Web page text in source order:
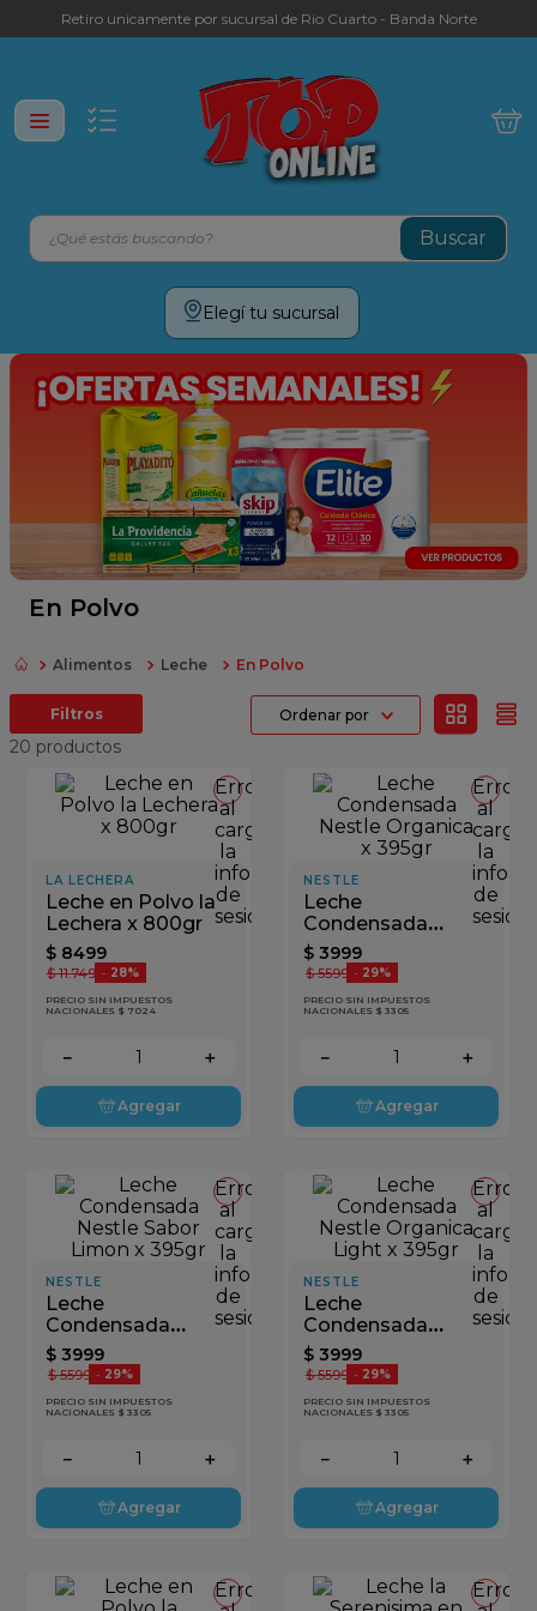
Retiro unicamente por sucursal de Rio Cuarto - Banda Norte
¿Qué estás buscando?
Elegí tu sucursal
En Polvo
Alimentos Leche En Polvo
Ordenar por
20 productos
Error
al
cargar
la
información
de
sesión
LA LECHERA
Leche en Polvo la
Lechera x 800gr
$ 8499
$ 11.749 - 28%
PRECIO SIN IMPUESTOS
NACIONALES $ 7024
＋
－
Agregar
Error
al
cargar
la
de
sesión
NESTLE
Leche
Condensada
Nestle Organica x
395gr
$ 3999
$ 5599 - 29%
PRECIO SIN IMPUESTOS
NACIONALES $ 3305
＋
－
Agregar
Error
al
cargar
la
información
de
sesión
NESTLE
Leche
Condensada
Nestle Sabor
Limon x 395gr
$ 3999
$ 5599 - 29%
PRECIO SIN IMPUESTOS
NACIONALES $ 3305
＋
－
Agregar
Error
al
cargar
la
de
sesión
NESTLE
Leche
Condensada
Nestle Organica
Light x 395gr
$ 3999
$ 5599 - 29%
PRECIO SIN IMPUESTOS
NACIONALES $ 3305
＋
－
Agregar
Error
Error
Términos más buscados
yerba
aceite
fideos
queso
arroz